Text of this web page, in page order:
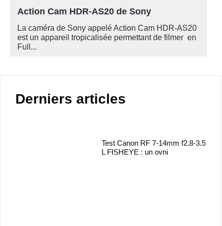
Action Cam HDR-AS20 de Sony
La caméra de Sony appelé Action Cam HDR-AS20
est un appareil tropicalisée permettant de filmer en
Full...
Derniers articles
Test Canon RF 7-14mm f2.8-3.5
L FISHEYE : un ovni